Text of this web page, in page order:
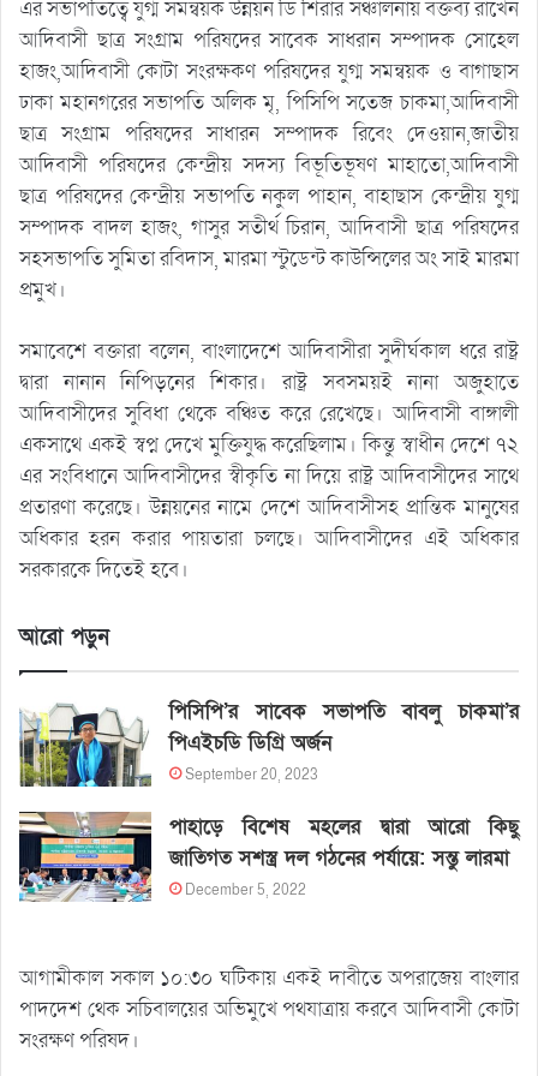
এর সভাপতিত্বে যুগ্ম সমন্বয়ক উন্নয়ন ডি শিরার সঞ্চালনায় বক্তব্য রাখেন
আদিবাসী ছাত্র সংগ্রাম পরিষদের সাবেক সাধরান সম্পাদক সোহেল
হাজং,আদিবাসী কোটা সংরক্ষকণ পরিষদের যুগ্ম সমন্বয়ক ও বাগাছাস
ঢাকা মহানগরের সভাপতি অলিক মৃ, পিসিপি সতেজ চাকমা,আদিবাসী
ছাত্র সংগ্রাম পরিষদের সাধারন সম্পাদক রিবেং দেওয়ান,জাতীয়
আদিবাসী পরিষদের কেন্দ্রীয় সদস্য বিভূতিভূষণ মাহাতো,আদিবাসী
ছাত্র পরিষদের কেন্দ্রীয় সভাপতি নকুল পাহান, বাহাছাস কেন্দ্রীয় যুগ্ম
সম্পাদক বাদল হাজং, গাসুর সতীর্থ চিরান, আদিবাসী ছাত্র পরিষদের
সহসভাপতি সুমিতা রবিদাস, মারমা স্টুডেন্ট কাউন্সিলের অং সাই মারমা
প্রমুখ।
সমাবেশে বক্তারা বলেন, বাংলাদেশে আদিবাসীরা সুদীর্ঘকাল ধরে রাষ্ট্র
দ্বারা নানান নিপিড়নের শিকার। রাষ্ট্র সবসময়ই নানা অজুহাতে
আদিবাসীদের সুবিধা থেকে বঞ্চিত করে রেখেছে। আদিবাসী বাঙ্গালী
একসাথে একই স্বপ্ন দেখে মুক্তিযুদ্ধ করেছিলাম। কিন্তু স্বাধীন দেশে ৭২
এর সংবিধানে আদিবাসীদের স্বীকৃতি না দিয়ে রাষ্ট্র আদিবাসীদের সাথে
প্রতারণা করেছে। উন্নয়নের নামে দেশে আদিবাসীসহ প্রান্তিক মানুষের
অধিকার হরন করার পায়তারা চলছে। আদিবাসীদের এই অধিকার
সরকারকে দিতেই হবে।
আরো পড়ুন
পিসিপি’র সাবেক সভাপতি বাবলু চাকমা’র
পিএইচডি ডিগ্রি অর্জন
September 20, 2023
পাহাড়ে বিশেষ মহলের দ্বারা আরো কিছু
জাতিগত সশস্ত্র দল গঠনের পর্যায়ে: সন্তু লারমা
December 5, 2022
আগামীকাল সকাল ১০:৩০ ঘটিকায় একই দাবীতে অপরাজেয় বাংলার
পাদদেশ থেক সচিবালয়ের অভিমুখে পথযাত্রায় করবে আদিবাসী কোটা
সংরক্ষণ পরিষদ।